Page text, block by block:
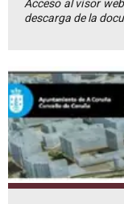
Acceso al visor
descarga de la